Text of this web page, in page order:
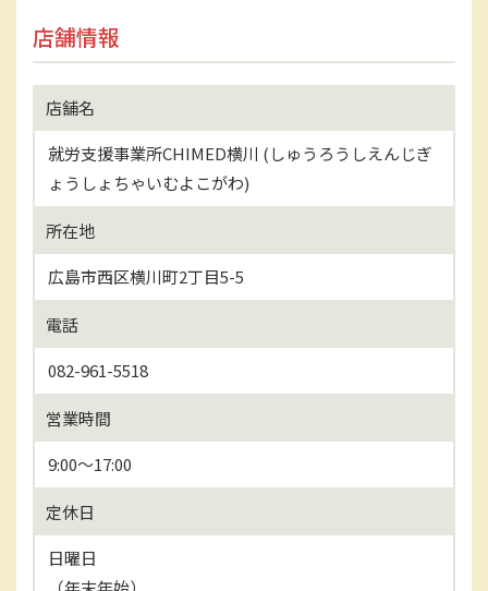
店舗情報
店舗名
就労支援事業所CHIMED横川 (しゅうろうしえんじぎ
ょうしょちゃいむよこがわ)
所在地
広島市西区横川町2丁目5-5
電話
082-961-5518
営業時間
9:00～17:00
定休日
日曜日